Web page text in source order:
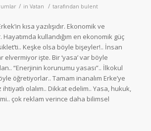
/ in Vatan / tarafından bulent
kısa yazılışıdır. Ekonomik ve
Hayatımda kullandığım en ekonomik güç
Keşke olsa böyle bişeyler!.. İnsan
elvermiyor işte. Bir ‘yasa’ var böyle
“Enerjinin korunumu yasası”.. İlkokul
öğretiyorlar.. Tamam inanalım Erke’ye
olalım.. Dikkat edelim.. Yasa, hukuk,
çok reklam verince daha bilimsel